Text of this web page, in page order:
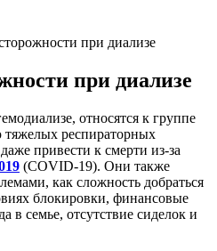
при диализе
при диализе
относятся к группе
тяжелых респираторных
привести к смерти из-за
(COVID-19). Они также
как сложность добраться
блокировки, финансовые
в семье, отсутствие сиделок и